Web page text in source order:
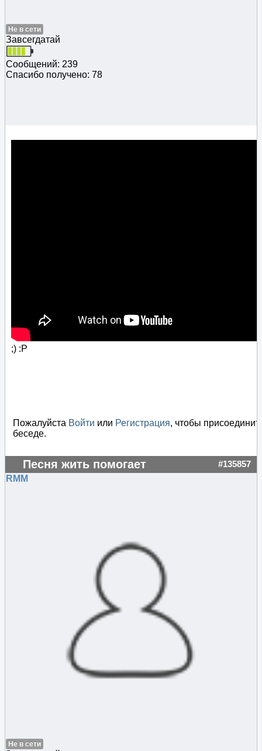
Не в сети
Завсегдатай
Сообщений: 239
Спасибо получено: 78
;) :P
Пожалуйста Войти или Регистрация, чтобы
беседе.
Песня жить помогает #135857
RMM
Не в сети